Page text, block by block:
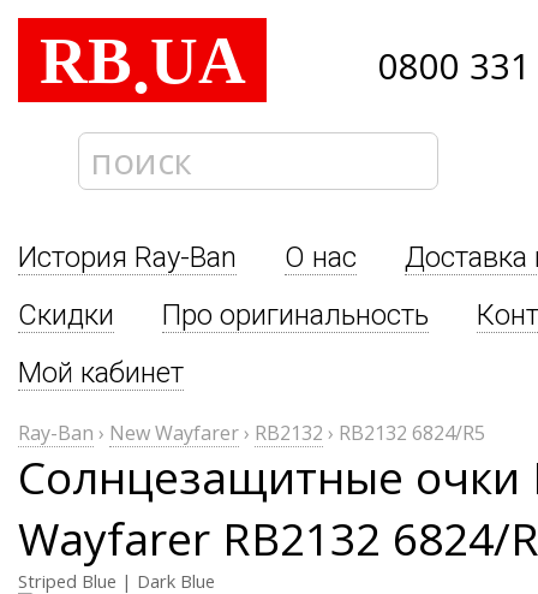
RB.UA 0800
История Ray-Ban О нас
Доставка
Скидки
Про оригинальность
Мой кабинет
Ray-Ban › New Wayfarer› RB2132 › RB2132 6824/R5
Солнцезащитные очки
Wayfarer RB2132 6824/
Striped Blue | Dark Blue